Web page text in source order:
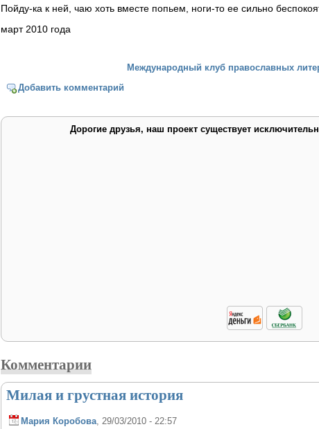
Пойду-ка к ней, чаю хоть вместе попьем, ноги-то ее сильно
март 2010 года
Международный клуб православных
Добавить комментарий
Дорогие друзья, наш проект существует
Комментарии
Милая и грустная история
Мария Коробова, 29/03/2010 - 22:57